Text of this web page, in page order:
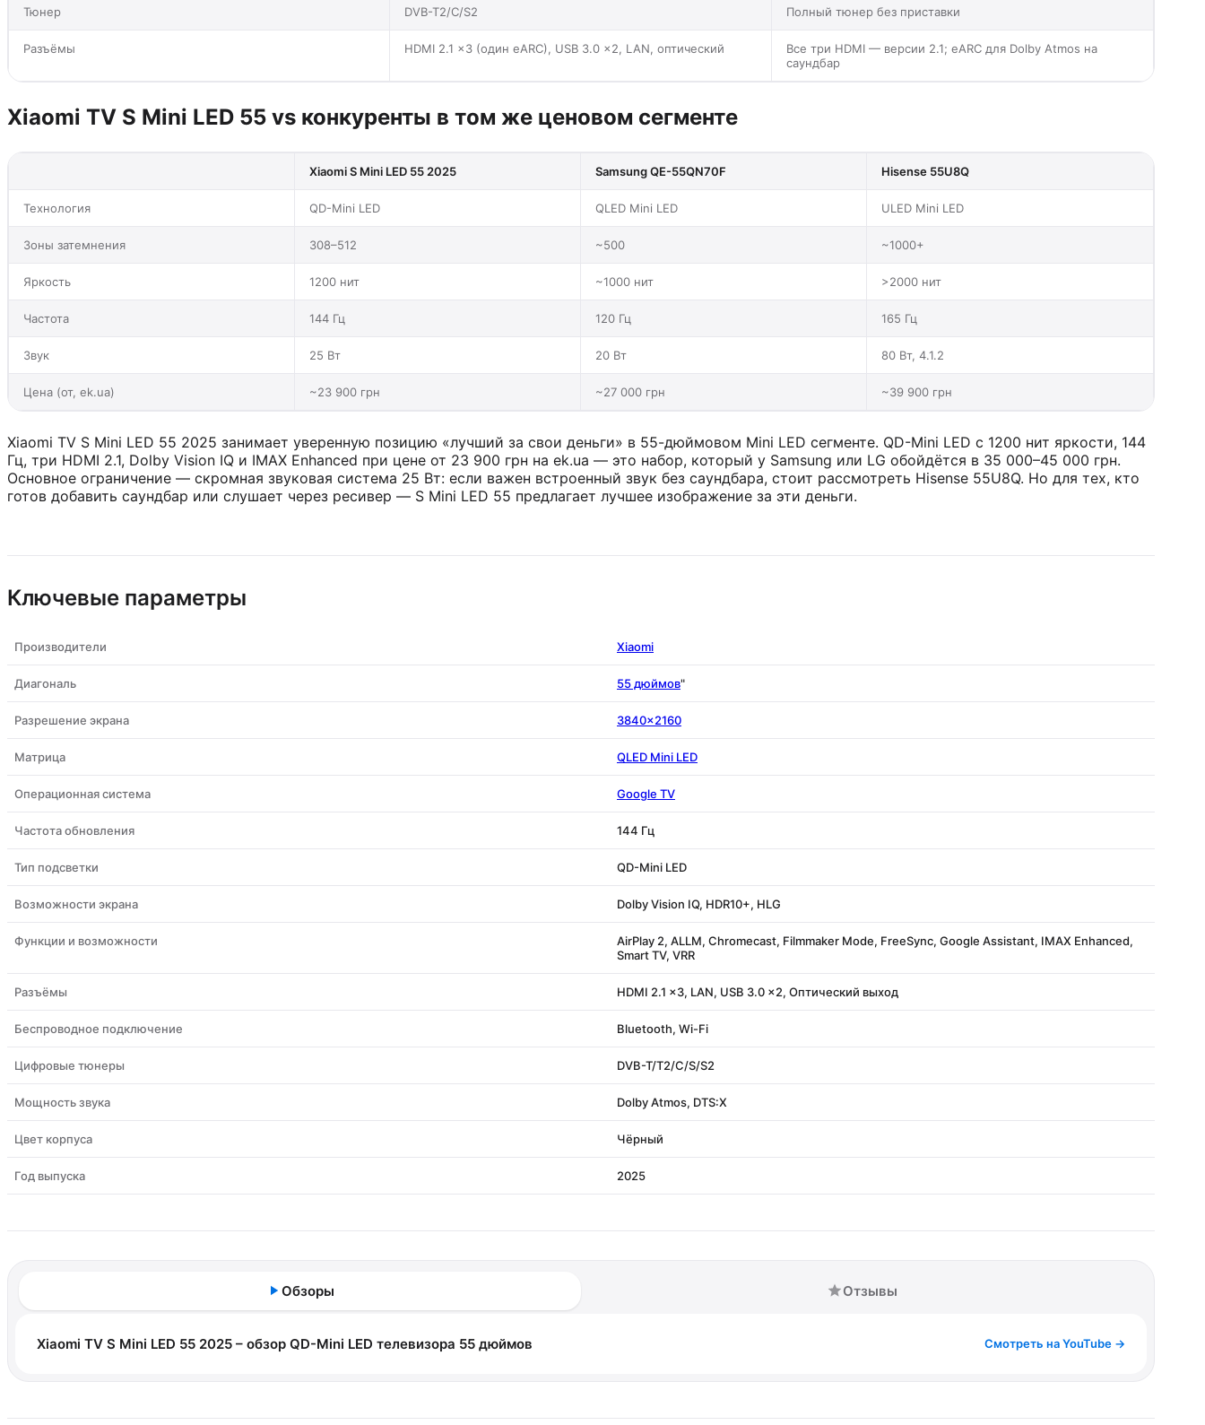
Тюнер DVB-T2/C/S2 Полный тюнер без приставки
Разъёмы HDMI 2.1 ×3 (один eARC), USB 3.0 ×2, LAN, оптический
Все три HDMI — версии 2.1; eARC для Dolby Atmos на
саундбар
Xiaomi TV S Mini LED 55 vs конкуренты в том же ценовом сегменте
Xiaomi S Mini LED 55 2025 Samsung QE-55QN70F Hisense 55U8Q
Технология QD-Mini LED QLED Mini LED ULED Mini LED
Зоны затемнения 308–512 ~500 ~1000+
Яркость 1200 нит ~1000 нит >2000 нит
Частота 144 Гц 120 Гц 165 Гц
Звук 25 Вт 20 Вт 80 Вт, 4.1.2
Цена (от, ek.ua) ~23 900 грн ~27 000 грн ~39 900 грн
Xiaomi TV S Mini LED 55 2025 занимает уверенную позицию «лучший за свои деньги» в 55-дюймовом Mini LED сегменте. QD-Mini LED с 1200 нит яркости, 144
Гц, три HDMI 2.1, Dolby Vision IQ и IMAX Enhanced при цене от 23 900 грн на ek.ua — это набор, который у Samsung или LG обойдётся в 35 000–45 000 грн.
Основное ограничение — скромная звуковая система 25 Вт: если важен встроенный звук без саундбара, стоит рассмотреть Hisense 55U8Q. Но для тех, кто
готов добавить саундбар или слушает через ресивер — S Mini LED 55 предлагает лучшее изображение за эти деньги.
Ключевые параметры
Производители Xiaomi
Диагональ 55 дюймов"
Разрешение экрана 3840x2160
Матрица QLED Mini LED
Операционная система Google TV
Частота обновления 144 Гц
Тип подсветки QD-Mini LED
Возможности экрана Dolby Vision IQ, HDR10+, HLG
Функции и возможности
AirPlay 2, ALLM, Chromecast, Filmmaker Mode, FreeSync, Google Assistant, IMAX Enhanced,
Smart TV, VRR
Разъёмы HDMI 2.1 x3, LAN, USB 3.0 x2, Оптический выход
Беспроводное подключение Bluetooth, Wi-Fi
Цифровые тюнеры DVB-T/T2/C/S/S2
Мощность звука Dolby Atmos, DTS:X
Цвет корпуса Чёрный
Год выпуска 2025
Обзоры Отзывы
Xiaomi TV S Mini LED 55 2025 – обзор QD-Mini LED телевизора 55 дюймов Смотреть на YouTube →